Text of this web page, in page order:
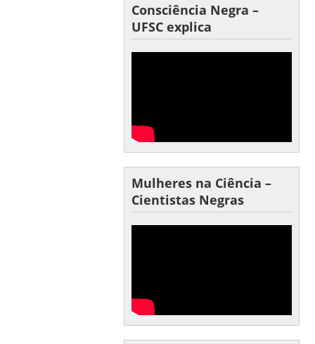
Consciência Negra –
UFSC explica
Mulheres na Ciência –
Cientistas Negras